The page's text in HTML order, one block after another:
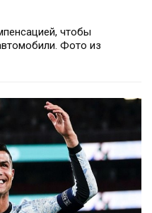
чтобы
Фото из